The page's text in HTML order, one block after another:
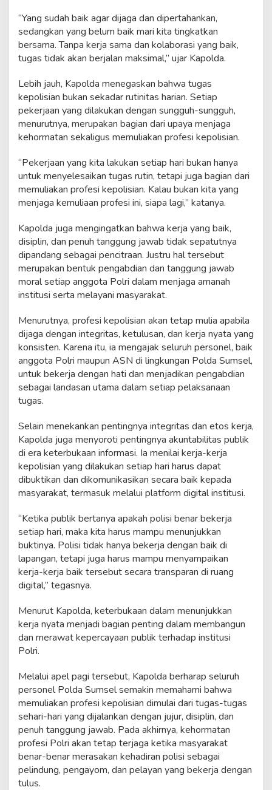
“Yang sudah baik agar dijaga dan dipertahankan,
sedangkan yang belum baik mari kita tingkatkan
bersama. Tanpa kerja sama dan kolaborasi yang baik,
tugas tidak akan berjalan maksimal,” ujar Kapolda.
Lebih jauh, Kapolda menegaskan bahwa tugas
kepolisian bukan sekadar rutinitas harian. Setiap
pekerjaan yang dilakukan dengan sungguh-sungguh,
menurutnya, merupakan bagian dari upaya menjaga
kehormatan sekaligus memuliakan profesi kepolisian.
“Pekerjaan yang kita lakukan setiap hari bukan hanya
untuk menyelesaikan tugas rutin, tetapi juga bagian dari
memuliakan profesi kepolisian. Kalau bukan kita yang
menjaga kemuliaan profesi ini, siapa lagi,” katanya.
Kapolda juga mengingatkan bahwa kerja yang baik,
disiplin, dan penuh tanggung jawab tidak sepatutnya
dipandang sebagai pencitraan. Justru hal tersebut
merupakan bentuk pengabdian dan tanggung jawab
moral setiap anggota Polri dalam menjaga amanah
institusi serta melayani masyarakat.
Menurutnya, profesi kepolisian akan tetap mulia apabila
dijaga dengan integritas, ketulusan, dan kerja nyata yang
konsisten. Karena itu, ia mengajak seluruh personel, baik
anggota Polri maupun ASN di lingkungan Polda Sumsel,
untuk bekerja dengan hati dan menjadikan pengabdian
sebagai landasan utama dalam setiap pelaksanaan
tugas.
Selain menekankan pentingnya integritas dan etos kerja,
Kapolda juga menyoroti pentingnya akuntabilitas publik
di era keterbukaan informasi. Ia menilai kerja-kerja
kepolisian yang dilakukan setiap hari harus dapat
dibuktikan dan dikomunikasikan secara baik kepada
masyarakat, termasuk melalui platform digital institusi.
“Ketika publik bertanya apakah polisi benar bekerja
setiap hari, maka kita harus mampu menunjukkan
buktinya. Polisi tidak hanya bekerja dengan baik di
lapangan, tetapi juga harus mampu menyampaikan
kerja-kerja baik tersebut secara transparan di ruang
digital,” tegasnya.
Menurut Kapolda, keterbukaan dalam menunjukkan
kerja nyata menjadi bagian penting dalam membangun
dan merawat kepercayaan publik terhadap institusi
Polri.
Melalui apel pagi tersebut, Kapolda berharap seluruh
personel Polda Sumsel semakin memahami bahwa
memuliakan profesi kepolisian dimulai dari tugas-tugas
sehari-hari yang dijalankan dengan jujur, disiplin, dan
penuh tanggung jawab. Pada akhirnya, kehormatan
profesi Polri akan tetap terjaga ketika masyarakat
benar-benar merasakan kehadiran polisi sebagai
pelindung, pengayom, dan pelayan yang bekerja dengan
tulus.